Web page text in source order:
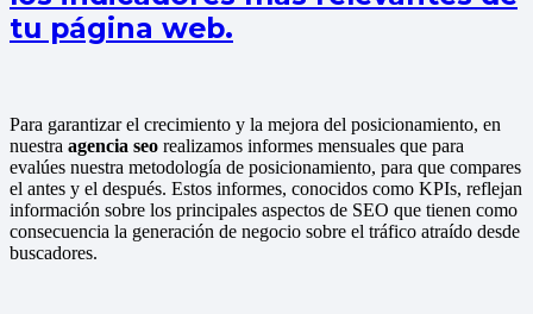
tu página web.
Para garantizar el crecimiento y la mejora del posicionamiento, en
nuestra agencia seo realizamos informes mensuales que para
evalúes nuestra metodología de posicionamiento, para que compares
el antes y el después. Estos informes, conocidos como KPIs, reflejan
información sobre los principales aspectos de SEO que tienen como
consecuencia la generación de negocio sobre el tráfico atraído desde
buscadores.